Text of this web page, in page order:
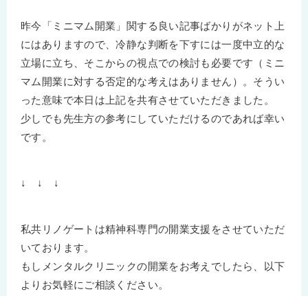
昨今「ミニマム開業」関する良い記事ばかりがネット上
にはありますので、冷静な判断を下すには一度中立的な
立場に立ち、そこからの視点での検討も必要です（ミニ
マム開業に対する否定的な考えはありません）。そうい
った意味で本日は上記を共有させていただきました。
少しでも先生方の参考にしていただけるのであれば幸い
です。
↓ ↓ ↓
私共リノゲートは精神科専門の開業支援をさせていただ
いております。
もしメンタルクリニックの開業をお考えでしたら、以下
よりお気軽にご相談ください。